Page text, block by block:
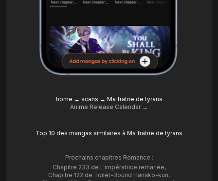
home → scans → Ma fratrie de tyrans
Anime Release Calendar →
Top 10 des mangas similaires à Ma fratrie de tyrans
Prochains chapitres Romance :
Chapitre 233 de L'impératrice remariée,
Chapitre 122 de Toilet-Bound Hanako-kun,